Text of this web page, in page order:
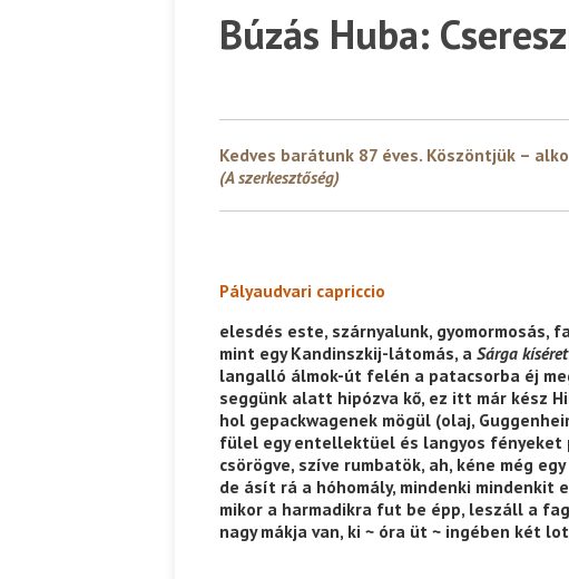
Búzás Huba:
Kedves barátunk 87 éves. Köszöntjük –
(A szerkesztőség)
Pályaudvari capriccio
elesdés este, szárnyalunk, gyomormosás,
mint egy Kandinszkij-látomás, a Sárga kíséret
langalló álmok-út felén a patacsorba éj
seggünk alatt hipózva kő, ez itt már kész
hol gepackwagenek mögül (olaj,
fülel egy entellektüel és langyos fényeket
csörögve, szíve rumbatök, ah, kéne még
de ásít rá a hóhomály, mindenki mindenkit
mikor a harmadikra fut be épp, leszáll a
nagy mákja van, ki ~ óra üt ~ ingében két